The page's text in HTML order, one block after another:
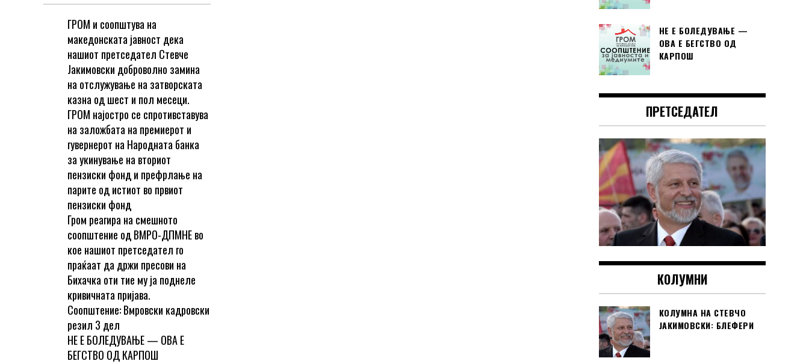
ГРОМ и соопштува на
македонската јавност дека
нашиот претседател Стевче
Јакимовски доброволно замина
на отслужување на затворската
казна од шест и пол месеци.
ГРОМ најостро се спротивставува
на заложбата на премиерот и
гувернерот на Народната банка
за укинување на вториот
пензиски фонд и префрлање на
парите од истиот во првиот
пензиски фонд
Гром реагира на смешното
соопштение од ВМРО-ДПМНЕ во
кое нашиот претседател го
праќаат да држи пресови на
Бихачка оти тие му ја поднеле
кривичната пријава.
Соопштение: Вмровски кадровски
резил 3 дел
НЕ Е БОЛЕДУВАЊЕ — ОВА Е
БЕГСТВО ОД КАРПОШ
НЕ Е БОЛЕДУВАЊЕ —
ОВА Е БЕГСТВО ОД
КАРПОШ
ПРЕТСЕДАТЕЛ
КОЛУМНИ
КОЛУМНА НА СТЕВЧО
ЈАКИМОВСКИ: БЛЕФЕРИ